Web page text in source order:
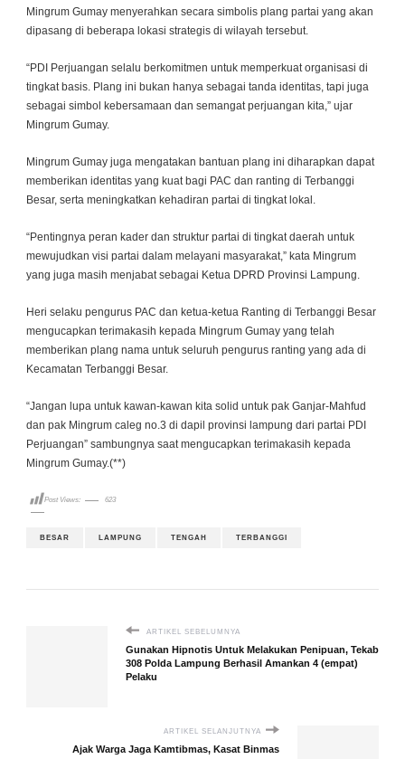
Mingrum Gumay menyerahkan secara simbolis plang partai yang akan
dipasang di beberapa lokasi strategis di wilayah tersebut.
“PDI Perjuangan selalu berkomitmen untuk memperkuat organisasi di
tingkat basis. Plang ini bukan hanya sebagai tanda identitas, tapi juga
sebagai simbol kebersamaan dan semangat perjuangan kita,” ujar
Mingrum Gumay.
Mingrum Gumay juga mengatakan bantuan plang ini diharapkan dapat
memberikan identitas yang kuat bagi PAC dan ranting di Terbanggi
Besar, serta meningkatkan kehadiran partai di tingkat lokal.
“Pentingnya peran kader dan struktur partai di tingkat daerah untuk
mewujudkan visi partai dalam melayani masyarakat,” kata Mingrum
yang juga masih menjabat sebagai Ketua DPRD Provinsi Lampung.
Heri selaku pengurus PAC dan ketua-ketua Ranting di Terbanggi Besar
mengucapkan terimakasih kepada Mingrum Gumay yang telah
memberikan plang nama untuk seluruh pengurus ranting yang ada di
Kecamatan Terbanggi Besar.
“Jangan lupa untuk kawan-kawan kita solid untuk pak Ganjar-Mahfud
dan pak Mingrum caleg no.3 di dapil provinsi lampung dari partai PDI
Perjuangan” sambungnya saat mengucapkan terimakasih kepada
Mingrum Gumay.(**)
Post Views: 623
BESAR LAMPUNG TENGAH TERBANGGI
ARTIKEL SEBELUMNYA
Gunakan Hipnotis Untuk Melakukan Penipuan, Tekab
308 Polda Lampung Berhasil Amankan 4 (empat)
Pelaku
ARTIKEL SELANJUTNYA
Ajak Warga Jaga Kamtibmas, Kasat Binmas